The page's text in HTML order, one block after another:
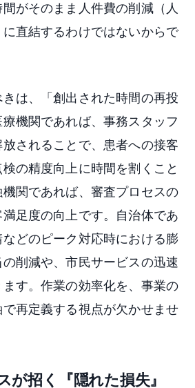
がそのまま人件費の削減（人
直結するわけではないからで
は、「創出された時間の再投
機関であれば、事務スタッフ
されることで、患者への接客
の精度向上に時間を割くこと
関であれば、審査プロセスの
足度の向上です。自治体であ
どのピーク対応時における膨
削減や、市民サービスの迅速
す。作業の効率化を、事業の
再定義する視点が欠かせませ
が招く『隠れた損失』